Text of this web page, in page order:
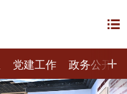
党建工作 政务公开